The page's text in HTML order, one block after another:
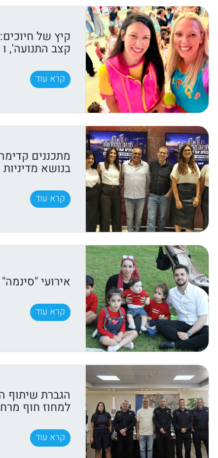
קיץ של
קצב התנועה',
קרא עוד
מתכננים
בנושא
קרא עוד
אירועי
קרא עוד
הגברת שיתוף
למחוז חוף
קרא עוד